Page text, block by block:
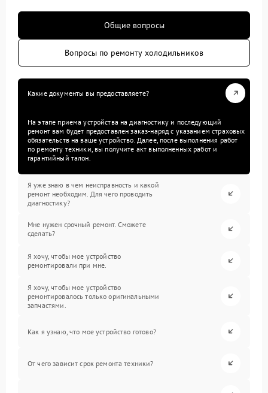
Общие вопросы
Вопросы по ремонту холодильников
Какие документы вы предоставляете?
На этапе приема устройства на диагностику и последующий
ремонт вам будет предоставлен заказ-наряд с указанием страховых
обязательств на ваше устройство. Далее, после выполнения работ
по ремонту техники, вы получите акт выполненных работ и
гарантийный талон.
Я уже знаю в чем неисправность и какой
ремонт необходим. Для чего проводить
диагностику?
Мне нужен срочный ремонт. Сможете
сделать?
Я хочу, чтобы мое устройство
ремонтировали при мне.
Я хочу, чтобы мое устройство
ремонтировалось только оригинальными
запчастями.
Как я узнаю, что мое устройство готово?
От чего зависит срок ремонта техники?